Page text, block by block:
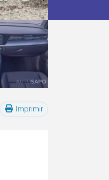
Imprimir